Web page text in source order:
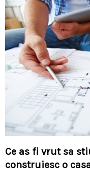
Ce as fi vrut sa
construiesc o